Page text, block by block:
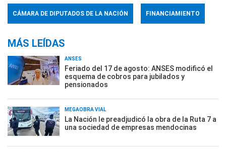
CÁMARA DE DIPUTADOS DE LA NACIÓN FINANCIAMIENTO
MÁS LEÍDAS
ANSES
Feriado del 17 de agosto: ANSES modificó el
esquema de cobros para jubilados y
pensionados
MEGAOBRA VIAL
La Nación le preadjudicó la obra de la Ruta 7 a
una sociedad de empresas mendocinas